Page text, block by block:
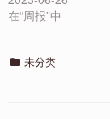
在“周报”中
Categories
未分类